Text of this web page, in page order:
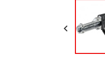
